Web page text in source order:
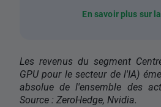
En savoir plus sur
Les revenus du segment
GPU pour le secteur de l'IA)
absolue de l'ensemble des
Source : ZeroHedge, Nvidia.